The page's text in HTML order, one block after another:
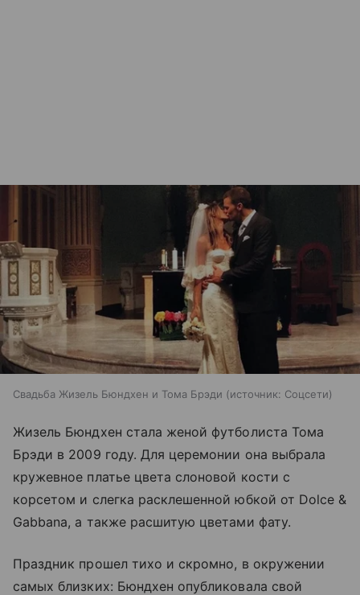
Свадьба Жизель Бюндхен и Тома Брэди источник: Соцсети
Жизель Бюндхен стала женой футболиста Тома
Брэди в 2009 году. Для церемонии она выбрала
кружевное платье цвета слоновой кости с
корсетом и слегка расклешенной юбкой от Dolce &
Gabbana, а также расшитую цветами фату.
Праздник прошел тихо и скромно, в окружении
самых близких: Бюндхен опубликовала свой